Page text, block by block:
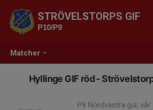
Matcher
STRÖVELSTORPS GIF
P10/P9
Hyllinge GIF röd -
P9 Nordvästra gul, vår